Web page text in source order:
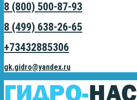
8 (800) 500-87-93
8 (499) 638-26-65
+73432885306
gk.gidro@yandex.ru